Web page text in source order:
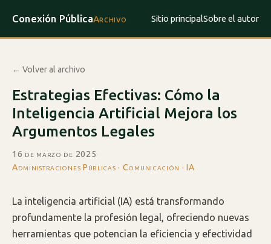
Conexión PúblicaArchivo Sitio principalSobre el autor
← Volver al archivo
Estrategias Efectivas: Cómo la
Inteligencia Artificial Mejora los
Argumentos Legales
16 de marzo de 2025·
Administraciones Públicas · Comunicación · IA
La inteligencia artificial (IA) está transformando
profundamente la profesión legal, ofreciendo nuevas
herramientas que potencian la eficiencia y efectividad